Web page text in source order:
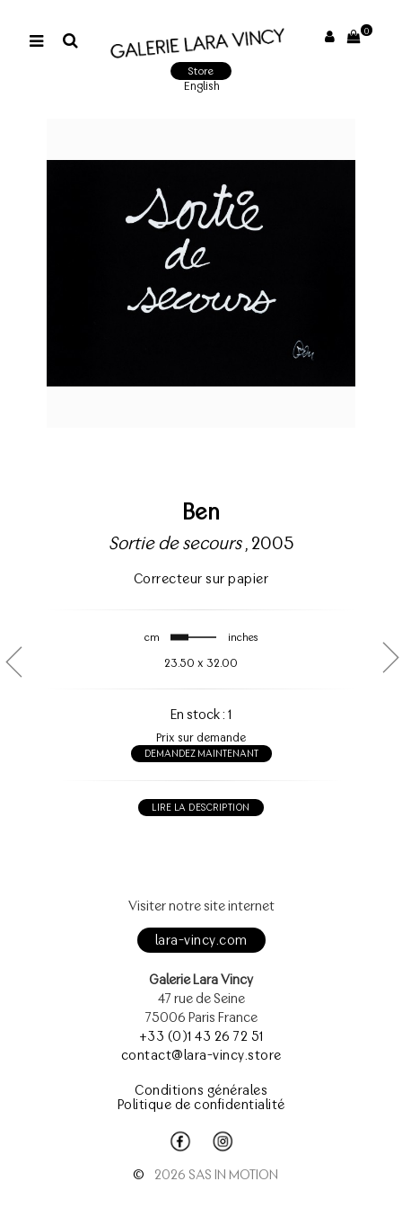
0
Store
English
Ben
Sortie de secours, 2005
Correcteur sur papier
cm inches
23.50 x 32.00
En stock : 1
Prix sur demande
DEMANDEZ MAINTENANT
LIRE LA DESCRIPTION
Visiter notre site internet
lara-vincy.com
Galerie Lara Vincy
47 rue de Seine
75006 Paris France
+33 (0)1 43 26 72 51
contact@lara-vincy.store
Conditions générales
Politique de confidentialité
© 2026 SAS IN MOTION